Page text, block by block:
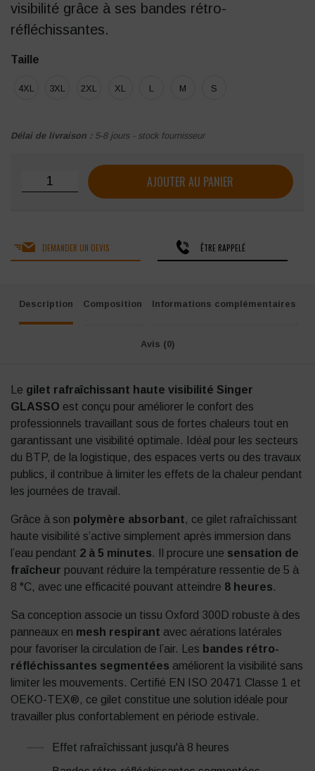
visibilité grâce à ses bandes rétro-
réfléchissantes.
Taille
4XL 3XL 2XL XL L M S
Délai de livraison : 5-8 jours - stock fournisseur
quantité de Gilet rafraîchissant haute visibilité Singer
AJOUTER AU PANIER
DEMANDER UN DEVIS ÊTRE RAPPELÉ
Description Composition Informations complémentaires
Avis (0)
Le gilet rafraîchissant haute visibilité Singer
GLASSO est conçu pour améliorer le confort des
professionnels travaillant sous de fortes chaleurs tout en
garantissant une visibilité optimale. Idéal pour les secteurs
du BTP, de la logistique, des espaces verts ou des travaux
publics, il contribue à limiter les effets de la chaleur pendant
les journées de travail.
Grâce à son polymère absorbant, ce gilet rafraîchissant
haute visibilité s’active simplement après immersion dans
l’eau pendant 2 à 5 minutes. Il procure une sensation de
fraîcheur pouvant réduire la température ressentie de 5 à
8 °C, avec une efficacité pouvant atteindre 8 heures.
Sa conception associe un tissu Oxford 300D robuste à des
panneaux en mesh respirant avec aérations latérales
pour favoriser la circulation de l’air. Les bandes rétro-
réfléchissantes segmentées améliorent la visibilité sans
limiter les mouvements. Certifié EN ISO 20471 Classe 1 et
OEKO-TEX®, ce gilet constitue une solution idéale pour
travailler plus confortablement en période estivale.
Effet rafraîchissant jusqu'à 8 heures